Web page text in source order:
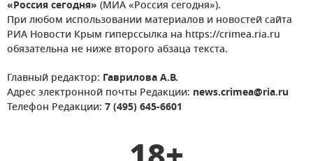
«Россия сегодня» (МИА «Россия сегодня»).
При любом использовании материалов и новостей сайта
РИА Новости Крым гиперссылка на https://crimea.ria.ru
обязательна не ниже второго абзаца текста.
Главный редактор: Гаврилова А.В.
Адрес электронной почты Редакции: news.crimea@ria.ru
Телефон Редакции: 7 (495) 645-6601